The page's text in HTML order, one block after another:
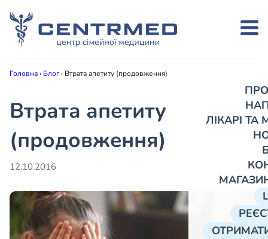
ЛІКАРІ
Головна› Блог› Втрата апетиту (продовження)
Втрата апетиту
(продовження)
12.10.2016